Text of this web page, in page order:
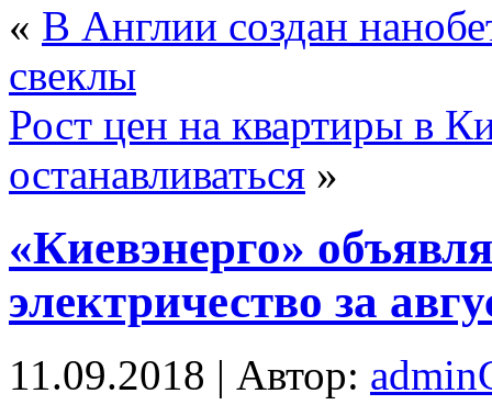
« В Англии создан
свеклы
Рост цен на квартиры в
останавливаться »
«Киевэнерго»
электричество за
11.09.2018 | Автор: